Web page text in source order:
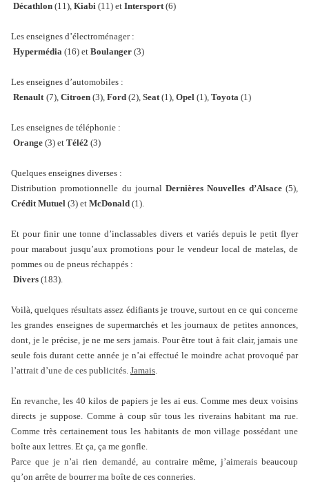
Décathlon (11), Kiabi (11) et Intersport(6)
Les enseignes d’électroménager :
Hypermédia (16) et Boulanger (3)
Les enseignes d’automobiles :
Renault (7), Citroen (3), Ford (2), Seat(1), Opel (1), Toyota (1)
Les enseignes de téléphonie :
Orange (3) et Télé2 (3)
Quelques enseignes diverses :
Distribution promotionnelle du journalDernières Nouvelles d’Alsace(5),
Crédit Mutuel (3) et McDonald (1).
Et pour finir une tonne d’inclassables divers et variés depuis le petit flyer
pour marabout jusqu’aux promotions pour le vendeur local de matelas, de
pommes ou de pneus réchappés :
Divers (183).
Voilà, quelques résultats assez édifiants je trouve, surtout en ce qui concerne
les grandes enseignes de supermarchés et les journaux de petites annonces,
dont, je le précise, je ne me sers jamais. Pour être tout à fait clair, jamais une
seule fois durant cette année je n’ai effectué le moindre achat provoqué par
l’attrait d’une de ces publicités. Jamais.
En revanche, les 40 kilos de papiers je les ai eus. Comme mes deux voisins
directs je suppose. Comme à coup sûr tous les riverains habitant ma rue.
Comme très certainement tous les habitants de mon village possédant une
boîte aux lettres. Et ça, ça me gonfle.
Parce que je n’ai rien demandé, au contraire même, j’aimerais beaucoup
qu’on arrête de bourrer ma boîte de ces conneries.